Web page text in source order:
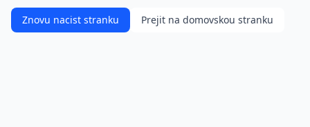
Znovu nacist stranku Prejit na domovskou stranku